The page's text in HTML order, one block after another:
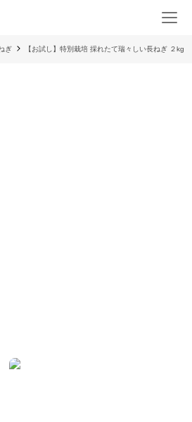
ぎ 【お試し】特別栽培 採れたて瑞々しい長ねぎ ２kg